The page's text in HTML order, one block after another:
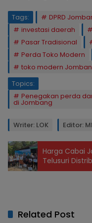
Tags: DPRD
investasi daerah
Pasar Tradisional
Perda Toko Modern
toko modern
Topics:
Penegakan perda
di Jombang
Writer: LOK Editor:
Harga Cabai
Telusuri
Related Post